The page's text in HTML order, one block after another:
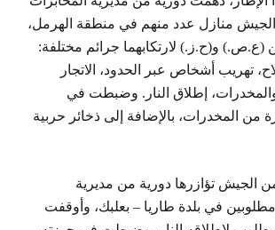
منازل عدد منهم في منطقة الهرمل،
(ع.ص.) و(ح.ز.) لارتكابهما جرائم مختلفة:
تهريب أشخاص عبر الحدود، الاتجار
والمخدرات، إطلاق النار. وضبطت في
من المخدرات، بالإضافة إلى ذخائر حربية
الجيش تؤازرها دورية من مديرية
في بلدة طاريا – بعلبك، وأوقفت